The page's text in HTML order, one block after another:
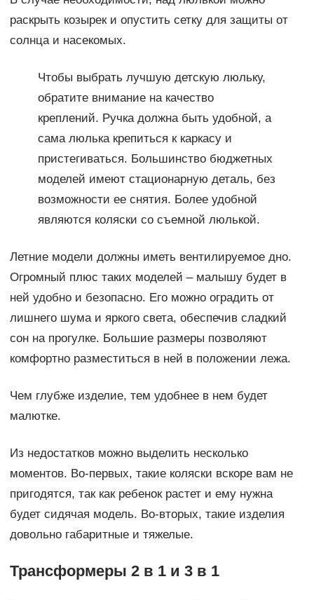
раскрыть козырек и опустить сетку для защиты от
солнца и насекомых.
Чтобы выбрать лучшую детскую люльку,
обратите внимание на качество
креплений. Ручка должна быть удобной, а
сама люлька крепиться к каркасу и
пристегиваться. Большинство бюджетных
моделей имеют стационарную деталь, без
возможности ее снятия. Более удобной
являются коляски со съемной люлькой.
Летние модели должны иметь вентилируемое дно.
Огромный плюс таких моделей – малышу будет в
ней удобно и безопасно. Его можно оградить от
лишнего шума и яркого света, обеспечив сладкий
сон на прогулке. Большие размеры позволяют
комфортно разместиться в ней в положении лежа.
Чем глубже изделие, тем удобнее в нем будет
малютке.
Из недостатков можно выделить несколько
моментов. Во-первых, такие коляски вскоре вам не
пригодятся, так как ребенок растет и ему нужна
будет сидячая модель. Во-вторых, такие изделия
довольно габаритные и тяжелые.
Трансформеры 2 в 1 и 3 в 1